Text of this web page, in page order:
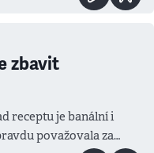
zbavit
receptu je banální i
považovala za